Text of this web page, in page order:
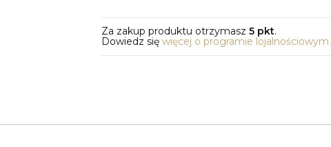
Za zakup produktu otrzymasz5 pkt.
Dowiedz sięwięcej o programie lojalnościowym.